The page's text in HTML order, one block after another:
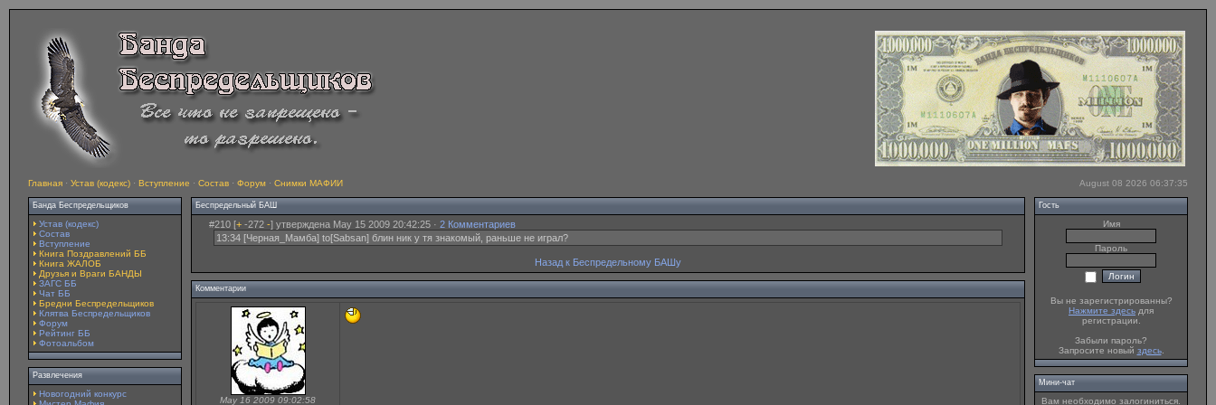
Главная · Устав (кодекс) · Вступление · Состав · Форум · Снимки МАФИИ August 08 2026 06:37:35
Банда Беспредельщиков
Устав (кодекс)
Состав
Вступление
Книга Поздравлений ББ
Книга ЖАЛОБ
Друзья и Враги БАНДЫ
ЗАГС ББ
Чат ББ
Бредни Беспредельщиков
Клятва Беспредельщиков
Форум
Рейтинг ББ
Фотоальбом
Развлечения
Новогодний конкурс
Беспредельный БАШ
#210 [+ -272 -] утверждена May 15 2009 20:42:25 · 2 Комментариев
13:34 [Черная_Мамба] to[Sabsan] блин ник у тя знакомый, раньше не играл?
Назад к Беспредельному БАШу
Комментарии
May 16 2009 09:02:58
Гость
Имя
Пароль
Вы не зарегистрированны?
Нажмите здесь для
регистрации.
Забыли пароль?
Запросите новый здесь.
Мини-чат
Вам необходимо залогиниться.